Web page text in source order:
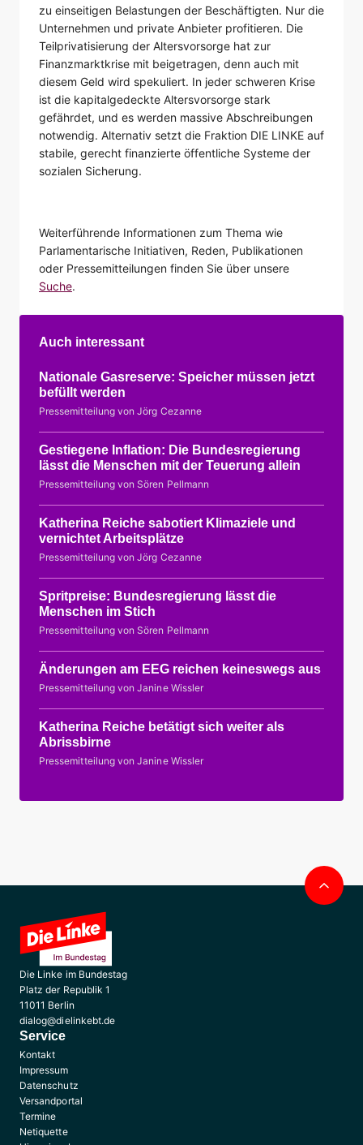
zu einseitigen Belastungen der Beschäftigten. Nur die
Unternehmen und private Anbieter profitieren. Die
Teilprivatisierung der Altersvorsorge hat zur
Finanzmarktkrise mit beigetragen, denn auch mit
diesem Geld wird spekuliert. In jeder schweren Krise
ist die kapitalgedeckte Altersvorsorge stark
gefährdet, und es werden massive Abschreibungen
notwendig. Alternativ setzt die Fraktion DIE LINKE auf
stabile, gerecht finanzierte öffentliche Systeme der
sozialen Sicherung.
Weiterführende Informationen zum Thema wie
Parlamentarische Initiativen, Reden, Publikationen
oder Pressemitteilungen finden Sie über unsere
Suche.
Auch interessant
Nationale Gasreserve: Speicher müssen jetzt
befüllt werden
Pressemitteilung von Jörg Cezanne
Gestiegene Inflation: Die Bundesregierung
lässt die Menschen mit der Teuerung allein
Pressemitteilung von Sören Pellmann
Katherina Reiche sabotiert Klimaziele und
vernichtet Arbeitsplätze
Pressemitteilung von Jörg Cezanne
Spritpreise: Bundesregierung lässt die
Menschen im Stich
Pressemitteilung von Sören Pellmann
Änderungen am EEG reichen keineswegs aus
Pressemitteilung von Janine Wissler
Katherina Reiche betätigt sich weiter als
Abrissbirne
Pressemitteilung von Janine Wissler
Die Linke im Bundestag
Platz der Republik 1
11011 Berlin
dialog@dielinkebt.de
Service
Kontakt
Impressum
Datenschutz
Versandportal
Termine
Netiquette